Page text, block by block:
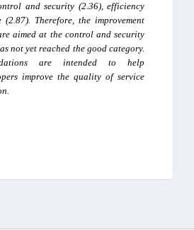
and security (2.36), efficiency
(2.87). Therefore, the improvement
aimed at the control and security
not yet reached the good category.
are intended to help
improve the quality of service